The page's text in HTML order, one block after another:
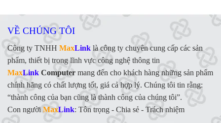
VỀ CHÚNG TÔI
Công ty TNHH MaxLink là công ty chuyên cung cấp các sản
phẩm, thiết bị trong lĩnh vực công nghệ thông tin
MaxLink Computer mang đến cho khách hàng những sản phẩm
chính hãng có chất lượng tốt, giá cả hợp lý. Chúng tôi tin rằng:
“thành công của bạn cũng là thành công của chúng tôi”.
Con người MaxLink: Tôn trọng - Chia sẻ - Trách nhiệm